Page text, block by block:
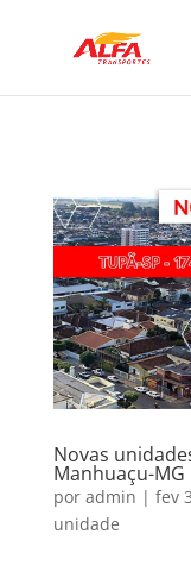
Novas
Manhuaçu-MG
por admin | fev
unidade